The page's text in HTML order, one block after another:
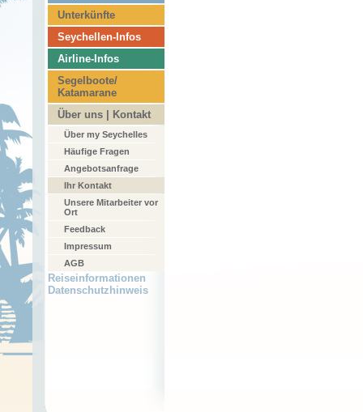
Unterkünfte
Seychellen-Infos
Airline-Infos
Segelboote/
Katamarane
Über uns | Kontakt
Über my Seychelles
Häufige Fragen
Angebotsanfrage
Ihr Kontakt
Unsere Mitarbeiter vor
Ort
Feedback
Impressum
AGB
Reiseinformationen
Datenschutzhinweis